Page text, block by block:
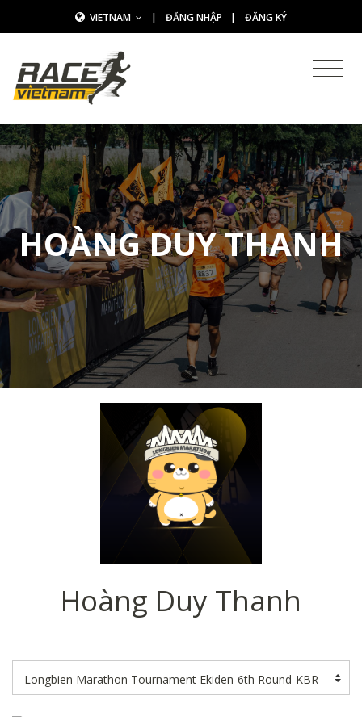
VIETNAM | ĐĂNG NHẬP | ĐĂNG KÝ
HOÀNG DUY THANH
Hoàng Duy Thanh